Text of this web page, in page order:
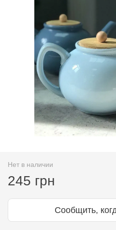
Нет в наличии
245 грн
Сообщить,